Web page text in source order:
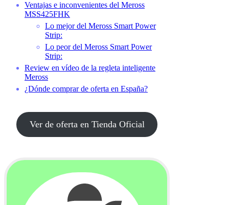
Ventajas e inconvenientes del Meross
MSS425FHK
Lo mejor del Meross Smart Power
Strip:
Lo peor del Meross Smart Power
Strip:
Review en vídeo de la regleta inteligente
Meross
¿Dónde comprar de oferta en España?
Ver de oferta en Tienda Oficial